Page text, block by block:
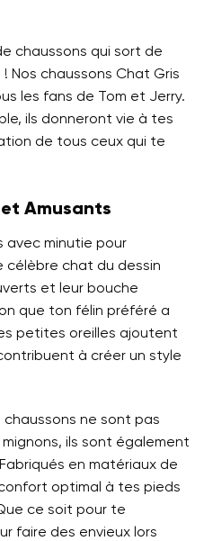
chaussons qui sort de
! Nos chaussons Chat Gris
les fans de Tom et Jerry.
ils donneront vie à tes
de tous ceux qui te
Amusants
avec minutie pour
chat du dessin
et leur bouche
que ton félin préféré a
petites oreilles ajoutent
à créer un style
chaussons ne sont pas
ils sont également
en matériaux de
optimal à tes pieds
ce soit pour te
faire des envieux lors